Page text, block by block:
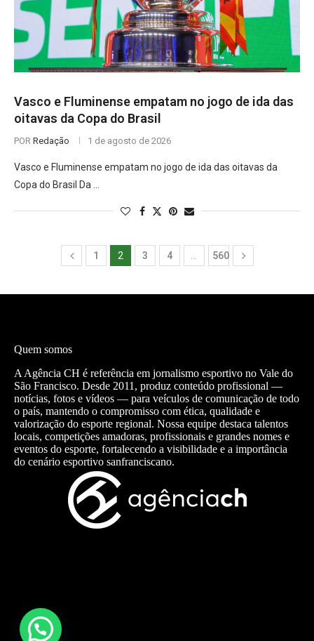
Vasco e Fluminense empatam no jogo de ida das
oitavas da Copa do Brasil
POR Redação 1 de agosto de 2026
Vasco e Fluminense empatam no jogo de ida das oitavas da
Copa do Brasil Da …
1 2 3 4 560
Quem somos
A Agência CH é referência em jornalismo esportivo no Vale do
São Francisco. Desde 2011, produz conteúdo profissional —
notícias, fotos e vídeos — para veículos de comunicação de todo
o país, mantendo o compromisso com ética, qualidade e
valorização do esporte regional. Nossa equipe destaca talentos
locais, competições amadoras, profissionais e grandes nomes e
eventos do esporte, fortalecendo a visibilidade e a importância
do cenário esportivo sanfranciscano.